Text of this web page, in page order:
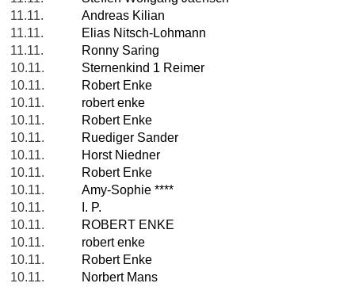
11.11.
Andreas Kilian
11.11.
Elias Nitsch-Lohmann
11.11.
Ronny Saring
10.11.
Sternenkind 1 Reimer
10.11.
Robert Enke
10.11.
robert enke
10.11.
Robert Enke
10.11.
Ruediger Sander
10.11.
Horst Niedner
10.11.
Robert Enke
10.11.
Amy-Sophie ****
10.11.
I. P.
10.11.
ROBERT ENKE
10.11.
robert enke
10.11.
Robert Enke
10.11.
Norbert Mans